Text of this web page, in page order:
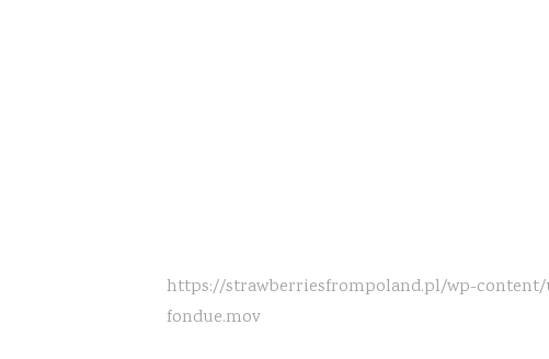
https://strawberriesfrompoland.pl/wp-
fondue.mov